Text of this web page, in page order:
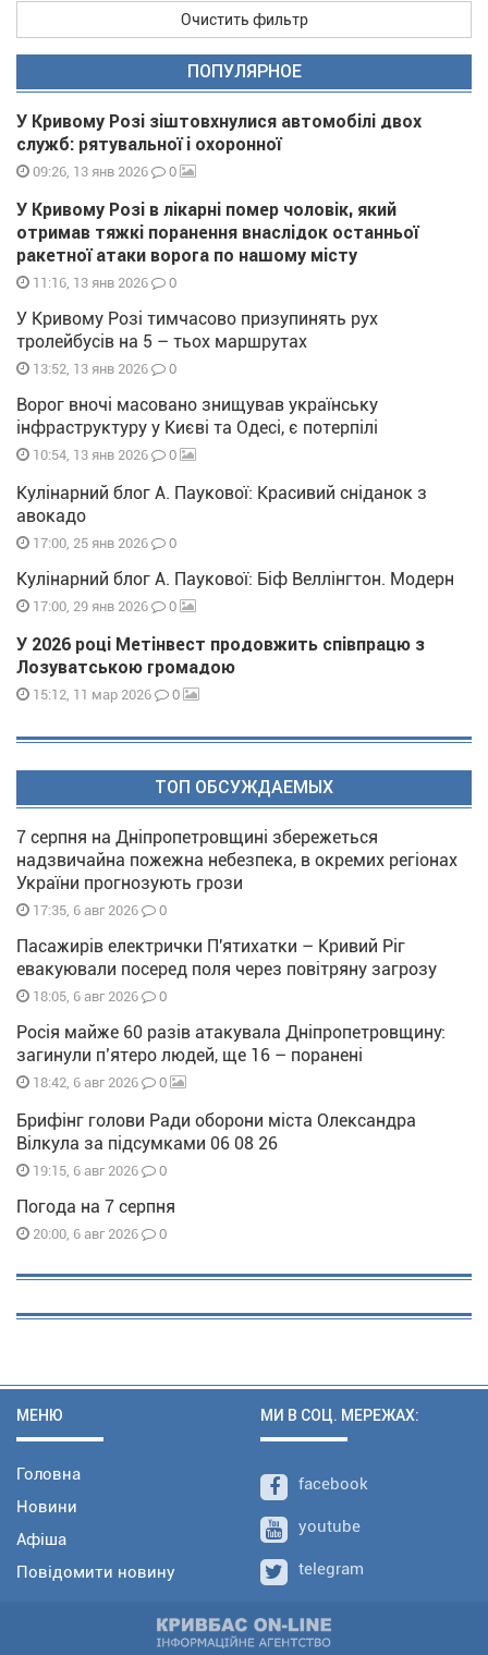
Очистить фильтр
ПОПУЛЯРНОЕ
У Кривому Розі зіштовхнулися автомобілі двох
служб: рятувальної і охоронної
09:26, 13 янв 2026 0
У Кривому Розі в лікарні помер чоловік, який
отримав тяжкі поранення внаслідок останньої
ракетної атаки ворога по нашому місту
11:16, 13 янв 2026 0
У Кривому Розі тимчасово призупинять рух
тролейбусів на 5 – тьох маршрутах
13:52, 13 янв 2026 0
Ворог вночі масовано знищував українську
інфраструктуру у Києві та Одесі, є потерпілі
10:54, 13 янв 2026 0
Кулінарний блог А. Паукової: Красивий сніданок з
авокадо
17:00, 25 янв 2026 0
Кулінарний блог А. Паукової: Біф Веллінгтон. Модерн
17:00, 29 янв 2026 0
У 2026 році Метінвест продовжить співпрацю з
Лозуватською громадою
15:12, 11 мар 2026 0
ТОП ОБСУЖДАЕМЫХ
7 серпня на Дніпропетровщині збережеться
надзвичайна пожежна небезпека, в окремих регіонах
України прогнозують грози
17:35, 6 авг 2026 0
Пасажирів електрички П'ятихатки – Кривий Ріг
евакуювали посеред поля через повітряну загрозу
18:05, 6 авг 2026 0
Росія майже 60 разів атакувала Дніпропетровщину:
загинули п’ятеро людей, ще 16 – поранені
18:42, 6 авг 2026 0
Брифінг голови Ради оборони міста Олександра
Вілкула за підсумками 06 08 26
19:15, 6 авг 2026 0
Погода на 7 серпня
20:00, 6 авг 2026 0
МЕНЮ
Головна
Новини
Афіша
Повідомити новину
МИ В СОЦ. МЕРЕЖАХ:
facebook
youtube
telegram